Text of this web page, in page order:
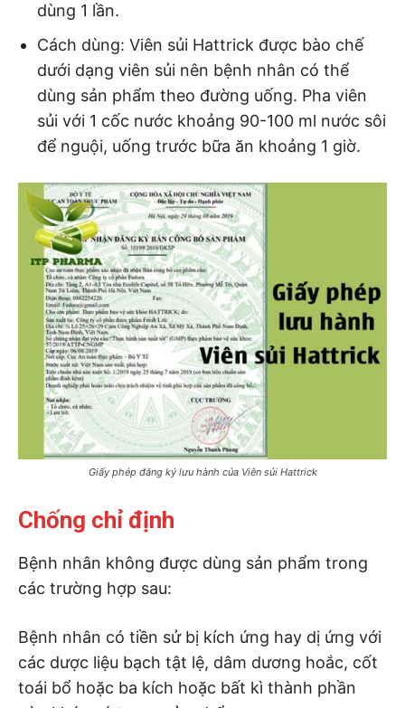
dùng 1 lần.
Cách dùng: Viên sủi Hattrick được bào chế
dưới dạng viên sủi nên bệnh nhân có thể
dùng sản phẩm theo đường uống. Pha viên
sủi với 1 cốc nước khoảng 90-100 ml nước sôi
để nguội, uống trước bữa ăn khoảng 1 giờ.
Giấy phép đăng ký lưu hành của Viên sủi Hattrick
Chống chỉ định
Bệnh nhân không được dùng sản phẩm trong
các trường hợp sau:
Bệnh nhân có tiền sử bị kích ứng hay dị ứng với
các dược liệu bạch tật lệ, dâm dương hoắc, cốt
toái bổ hoặc ba kích hoặc bất kì thành phần